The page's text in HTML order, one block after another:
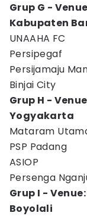
Grup G -
Kabupaten
UNAAHA FC
Persipegaf
Persijamaju
Binjai City
Grup H -
Yogyakarta
Mataram
PSP Padang
ASIOP
Persenga
Grup I -
Boyolali